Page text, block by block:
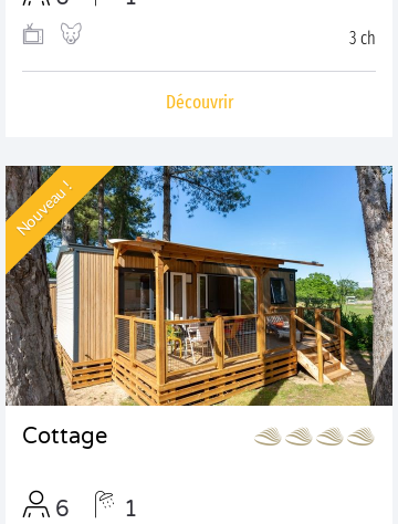
3 ch
Découvrir
Nouveau !
Cottage
6 1